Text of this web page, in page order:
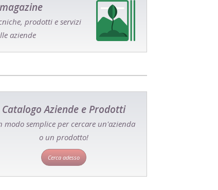
prodotti e servizi
aziende
Catalogo Aziende e Prodotti
modo semplice per cercare un'azienda
o un prodotto!
Cerca adesso